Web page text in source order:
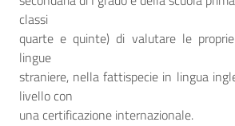
classi
quarte e quinte) di valutare le
lingue
straniere, nella fattispecie in lingua
livello con
una certificazione internazionale.